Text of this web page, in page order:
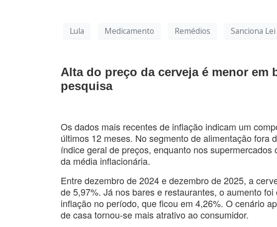
Lula Medicamento Remédios Sanciona Lei
Alta do preço da cerveja é menor em
pesquisa
Os dados mais recentes de inflação indicam um
últimos 12 meses. No segmento de alimentação fora
índice geral de preços, enquanto nos
da média inflacionária.
Entre dezembro de 2024 e dezembro de 2025, a
de 5,97%. Já nos bares e restaurantes, o aumento
inflação no período, que ficou em 4,26%. O cenário
de casa tornou-se mais atrativo ao consumidor.